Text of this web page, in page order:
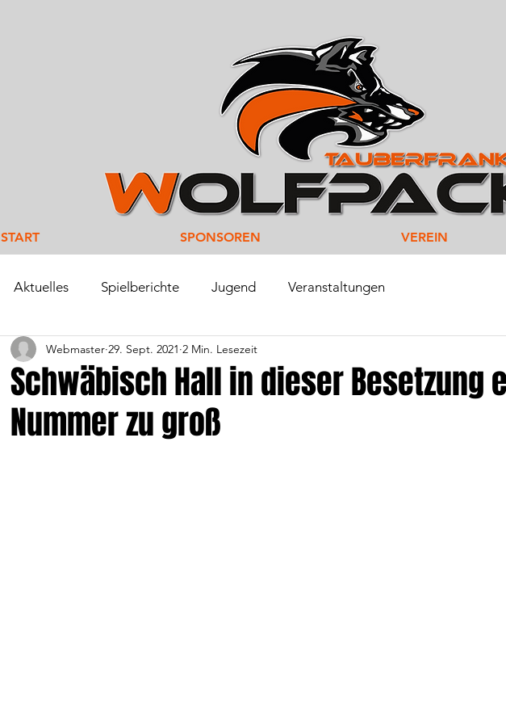
START SPONSOREN VEREIN
Aktuelles Spielberichte Jugend Veranstaltungen
Schwäbisch Hall in dieser Besetzung
Nummer zu groß
Webmaster 29. Sept. 2021 2 Min. Lesezeit